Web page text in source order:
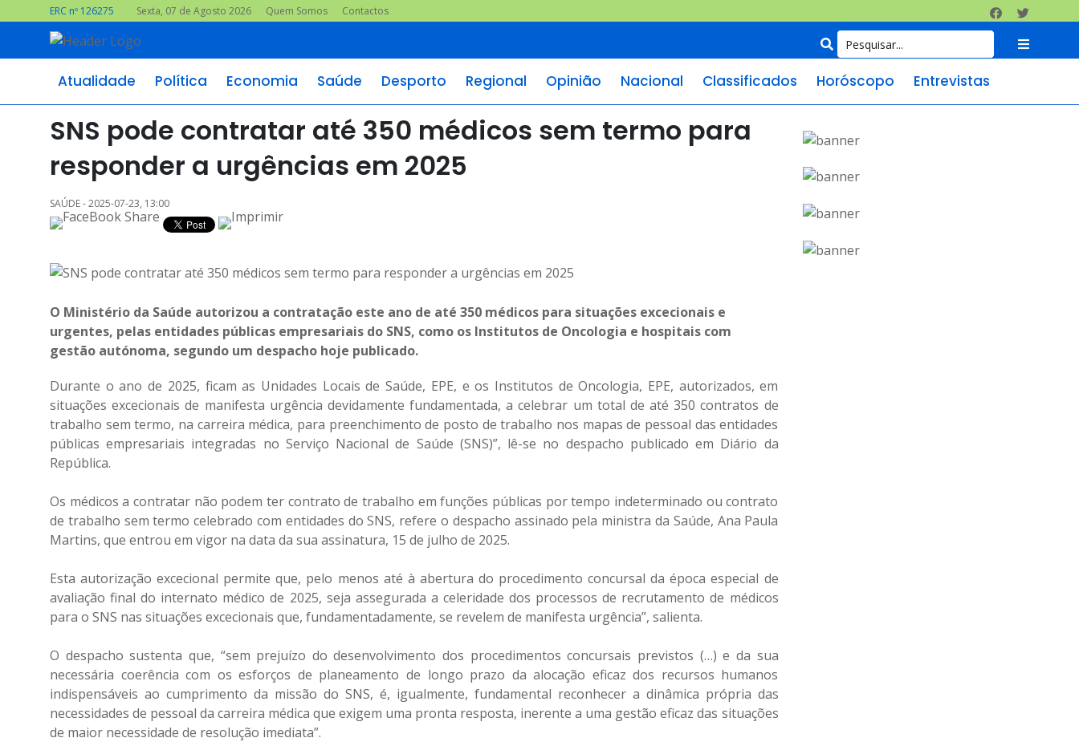
ERC nº 126275 Sexta, 07 de Agosto 2026 Quem Somos Contactos
Atualidade Política Economia Saúde Desporto Regional Opinião Nacional Classificados Horóscopo Entrevistas
SNS pode contratar até 350 médicos sem termo para
responder a urgências em 2025
SAÚDE - 2025-07-23, 13:00
O Ministério da Saúde autorizou a contratação este ano de até 350 médicos para situações excecionais e
urgentes, pelas entidades públicas empresariais do SNS, como os Institutos de Oncologia e hospitais com
gestão autónoma, segundo um despacho hoje publicado.
Durante o ano de 2025, ficam as Unidades Locais de Saúde, EPE, e os Institutos de Oncologia, EPE, autorizados, em
situações excecionais de manifesta urgência devidamente fundamentada, a celebrar um total de até 350 contratos de
trabalho sem termo, na carreira médica, para preenchimento de posto de trabalho nos mapas de pessoal das entidades
públicas empresariais integradas no Serviço Nacional de Saúde (SNS)”, lê-se no despacho publicado em Diário da
República.
Os médicos a contratar não podem ter contrato de trabalho em funções públicas por tempo indeterminado ou contrato
de trabalho sem termo celebrado com entidades do SNS, refere o despacho assinado pela ministra da Saúde, Ana Paula
Martins, que entrou em vigor na data da sua assinatura, 15 de julho de 2025.
Esta autorização excecional permite que, pelo menos até à abertura do procedimento concursal da época especial de
avaliação final do internato médico de 2025, seja assegurada a celeridade dos processos de recrutamento de médicos
para o SNS nas situações excecionais que, fundamentadamente, se revelem de manifesta urgência”, salienta.
O despacho sustenta que, “sem prejuízo do desenvolvimento dos procedimentos concursais previstos (…) e da sua
necessária coerência com os esforços de planeamento de longo prazo da alocação eficaz dos recursos humanos
indispensáveis ao cumprimento da missão do SNS, é, igualmente, fundamental reconhecer a dinâmica própria das
necessidades de pessoal da carreira médica que exigem uma pronta resposta, inerente a uma gestão eficaz das situações
de maior necessidade de resolução imediata”.